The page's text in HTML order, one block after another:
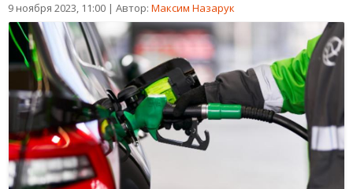
9 ноября 2023, 11:00 | Автор: Максим Назарук